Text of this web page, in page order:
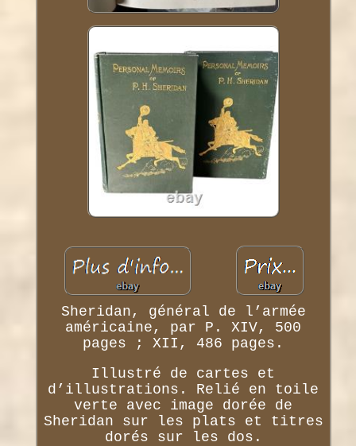
Sheridan, général de l’armée
américaine, par P. XIV, 500
pages ; XII, 486 pages.
Illustré de cartes et
d’illustrations. Relié en toile
verte avec image dorée de
Sheridan sur les plats et titres
dorés sur les dos.